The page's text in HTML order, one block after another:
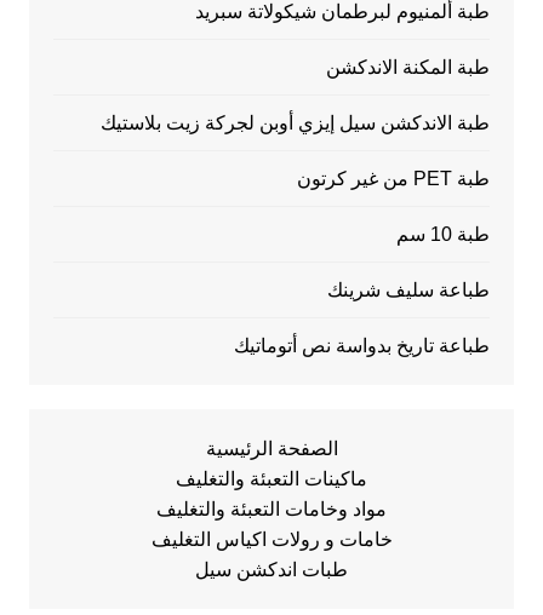
طبة ألمنيوم لبرطمان شيكولاتة سبريد
طبة المكنة الاندكشن
طبة الاندكشن سيل إيزي أوبن لجركة زيت بلاستيك
طبة PET من غير كرتون
طبة 10 سم
طباعة سليف شرينك
طباعة تاريخ بدواسة نص أتوماتيك
الصفحة الرئيسية
ماكينات التعبئة والتغليف
مواد وخامات التعبئة والتغليف
خامات و رولات اكياس التغليف
طبات اندكشن سيل